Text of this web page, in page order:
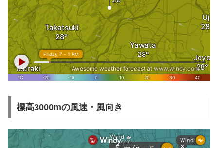
標高3000mの風速・風向き